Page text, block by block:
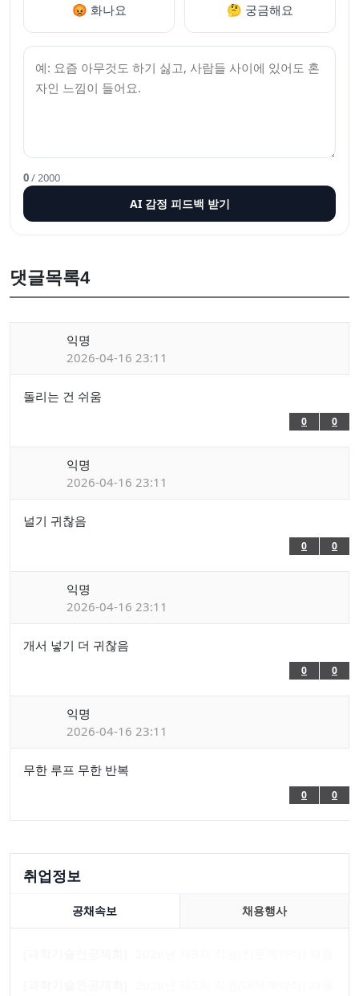
😡 화나요 🤔 궁금해요
0/ 2000
AI 감정 피드백 받기
댓글목록4
익명
2026-04-16 23:11
돌리는 건 쉬움
0 0
익명
2026-04-16 23:11
널기 귀찮음
0 0
익명
2026-04-16 23:11
개서 넣기 더 귀찮음
0 0
익명
2026-04-16 23:11
무한 루프 무한 반복
0 0
취업정보
공채속보 채용행사